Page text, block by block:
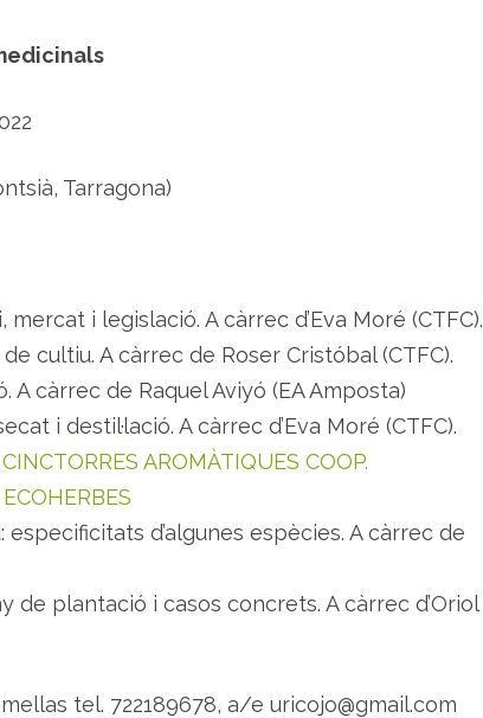
a
n
m
à
i
m
e
d
c
n
l
A
p
o
a
Tarragona)
i legislació. A càrrec d’Eva Moré (CTFC).
cultiu. A càrrec de Roser Cristóbal (CTFC).
càrrec de Raquel Aviyó (EA Amposta)
i destil·lació. A càrrec d’Eva Moré (CTFC).
CINCTORRES AROMÀTIQUES COOP.
ECOHERBES
d’algunes espècies. A càrrec de
de plantació i casos concrets. A càrrec d’Oriol
tel. 722189678, a/e uricojo@gmail.com